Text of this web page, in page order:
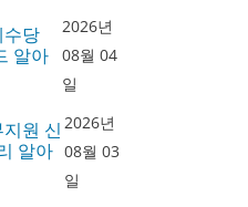
당
알아
2026년
08월 04
일
원 신
알아
2026년
08월 03
일